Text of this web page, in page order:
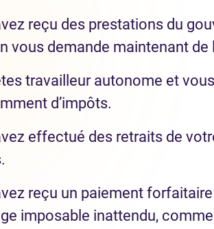
reçu des prestations du
vous demande maintenant de
travailleur autonome et vous
d’impôts.
effectué des retraits de
reçu un paiement
imposable inattendu,